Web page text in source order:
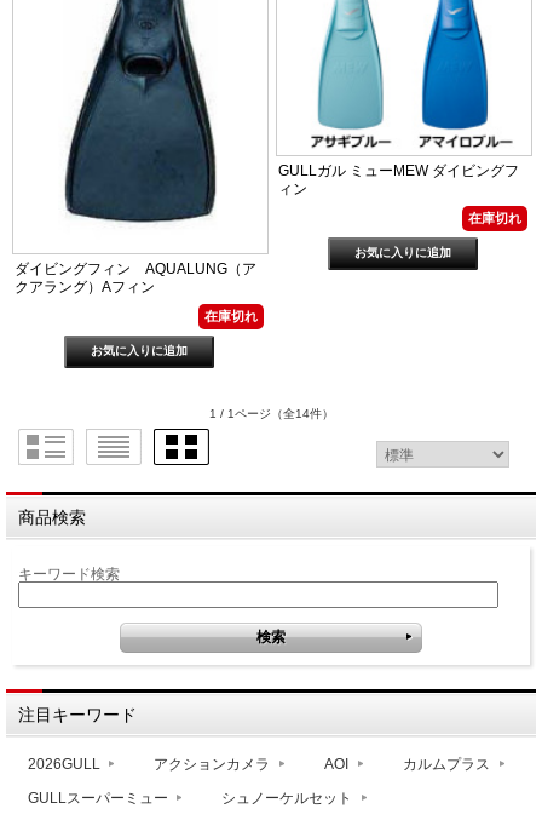
ダイビングフィン AQUALUNG（ア
クアラング）Aフィン
在庫切れ
GULLガル ミューMEW ダイビングフ
ィン
在庫切れ
1 / 1ページ （全14件）
商品検索
キーワード検索
注目キーワード
2026GULL アクションカメラ AOI カルムプラス
GULLスーパーミュー シュノーケルセット